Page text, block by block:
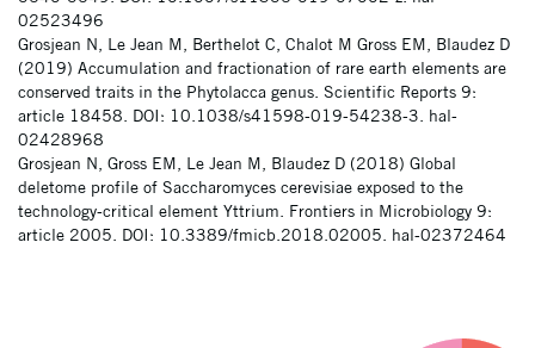
02523496
Grosjean N, Le Jean M, Berthelot C, Chalot M Gross EM, Blaudez D
(2019) Accumulation and fractionation of rare earth elements are
conserved traits in the Phytolacca genus. Scientific Reports 9:
article 18458. DOI: 10.1038/s41598-019-54238-3. hal-
02428968
Grosjean N, Gross EM, Le Jean M, Blaudez D (2018) Global
deletome profile of Saccharomyces cerevisiae exposed to the
technology-critical element Yttrium. Frontiers in Microbiology 9:
article 2005. DOI: 10.3389/fmicb.2018.02005. hal-02372464